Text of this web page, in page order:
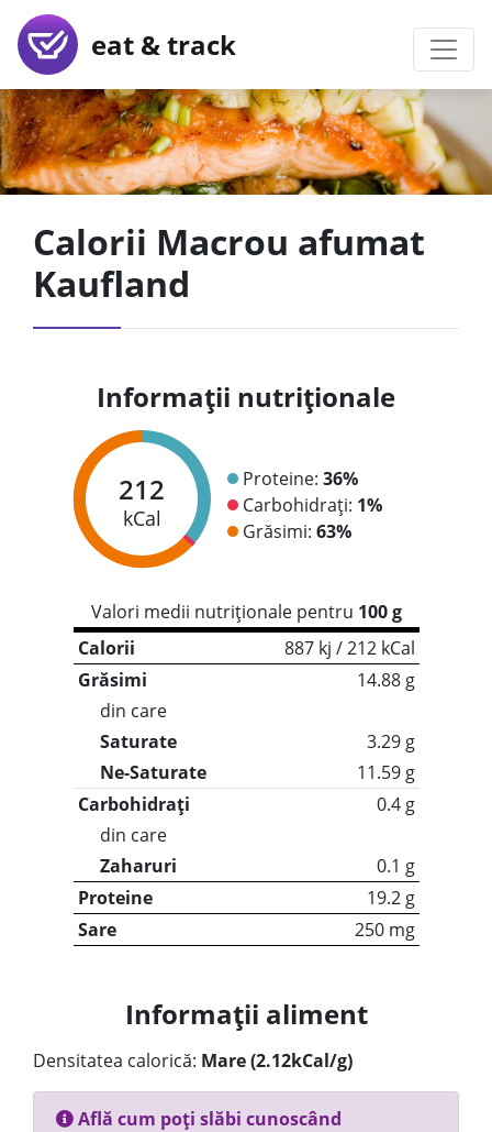
eat & track
Calorii Macrou afumat
Kaufland
Informații nutriționale
212
kCal
Proteine: 36%
Carbohidrați: 1%
Grăsimi: 63%
Valori medii nutriționale pentru 100 g
Calorii
887 kj / 212 kCal
Grăsimi
14.88 g
din care
Saturate
3.29 g
Ne-Saturate
11.59 g
Carbohidrați
0.4 g
din care
Zaharuri
0.1 g
Proteine
19.2 g
Sare
250 mg
Informații aliment
Densitatea calorică: Mare (2.12kCal/g)
Află cum poți slăbi cunoscând